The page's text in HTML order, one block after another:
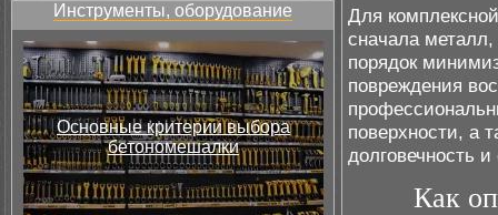
Инструменты, оборудование
Основные критерии выбора
бетономешалки
Для
сначала
порядок
повреждения
поверхности, а
долговечность
Как